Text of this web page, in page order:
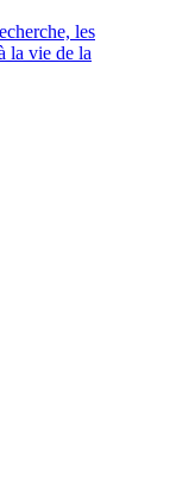
les
la vie de la